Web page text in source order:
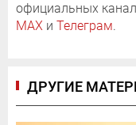
официальных
MAX и Телеграм.
ДРУГИЕ